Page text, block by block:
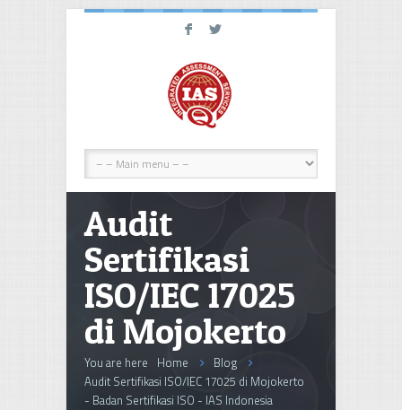
F L
Audit
Sertifikasi
ISO/IEC 17025
di Mojokerto
You are here Home
Blog
Audit Sertifikasi ISO/IEC 17025 di Mojokerto
- Badan Sertifikasi ISO - IAS Indonesia